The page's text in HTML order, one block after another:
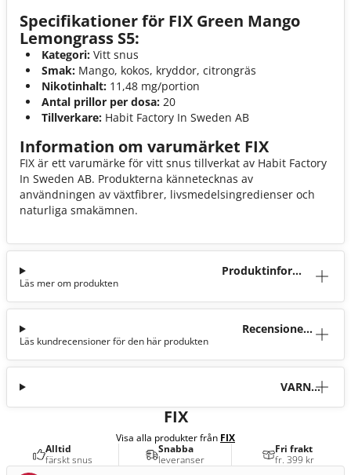
Specifikationer för FIX Green Mango
Lemongrass S5:
Kategori: Vitt snus
Smak: Mango, kokos, kryddor, citrongräs
Nikotinhalt: 11,48 mg/portion
Antal prillor per dosa: 20
Tillverkare: Habit Factory In Sweden AB
Information om varumärket FIX
FIX är ett varumärke för vitt snus tillverkat av Habit Factory
In Sweden AB. Produkterna kännetecknas av
användningen av växtfibrer, livsmedelsingredienser och
naturliga smakämnen.
Produktinforma
Läs mer om produkten
Recensioner
Läs kundrecensioner för den här produkten
VARNI
FIX
Visa alla produkter från FIX
Alltid
färskt snus
Snabba
leveranser
Fri frakt
fr. 399 kr